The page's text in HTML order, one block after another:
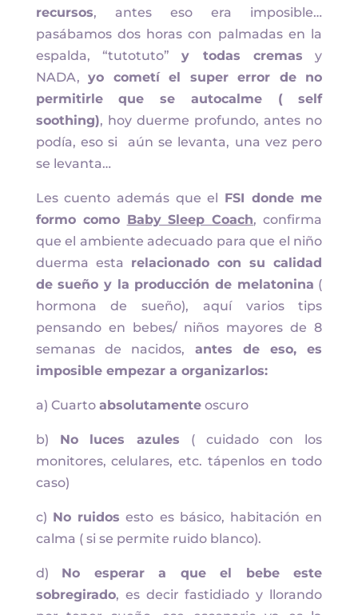
recursos, antes eso era imposible…
pasábamos dos horas con palmadas en la
espalda, “tutotuto”y todas cremas y
NADA,yo cometí el super error de no
permitirle que se autocalme ( self
soothing), hoy duerme profundo, antes no
podía, eso si aún se levanta, una vez pero
se levanta…
Les cuento además que el FSI donde me
formo como Baby Sleep Coach, confirma
que el ambiente adecuado para que el niño
duerma esta relacionado con su calidad
de sueño y la producción de melatonina (
hormona de sueño), aquí varios tips
pensando en bebes/ niños mayores de 8
semanas de nacidos, antes de eso, es
imposible empezar a organizarlos:
a) Cuarto absolutamenteoscuro
b) No luces azules ( cuidado con los
monitores, celulares, etc. tápenlos en todo
caso)
c) No ruidos esto es básico, habitación en
calma ( si se permite ruido blanco).
d) No esperar a que el bebe este
sobregirado, es decir fastidiado y llorando